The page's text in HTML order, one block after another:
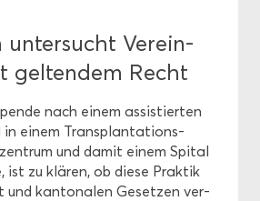
un­ter­sucht Ver­ein­
gel­ten­dem Recht
nach einem as­sis­tier­ten
in einem Transplantations-​
und damit einem Spi­tal
ist zu klä­ren, ob diese Prak­tik
und kan­to­na­len Ge­set­zen ver­